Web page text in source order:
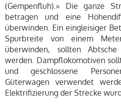
(Gempenfluh).» Die ganze
betragen und eine
überwinden. Ein eingleisiger
Spurbreite von einem
überwinden, sollten
werden. Dampflokomotiven
und geschlossene
Güterwagen verwendet
Elektrifizierung der Strecke